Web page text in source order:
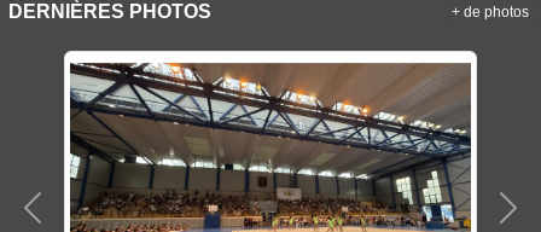
DERNIÈRES PHOTOS
Précedent
+ de photos